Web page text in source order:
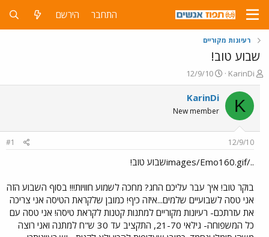
התחבר הירשם
רעיונות מקוריים
שבוע טוב!
פ
ו
ת
ח
ה
ו
ש
KarinDi
פ
ו
ר
ם
ר
12/9/10
K
KarinDi
New member
12/9/10
#1
../images/Emo160.gifשבוע טוב!
בוקר טוב! איך עבר עליכם החג? מחכה לשמוע חוויות!!! בסוף השבוע הזה
אני טסה לשבועיים שלמים...איזה כיף! כמובן שלקראת הטיסה אני צריכה
את עזרתכם- רעיונות מקוריים למתנות קטנות לקראת טיסה! אני טסה עם
כל המשפוחה- גילאי 21-70, התקציב עד 30 ש"ח למתנה ואני רוצה